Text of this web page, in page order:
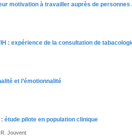
motivation à travailler auprès de personnes
: expérience de la consultation de
et l’émotionnalité
étude pilote en population clinique
Jouvent